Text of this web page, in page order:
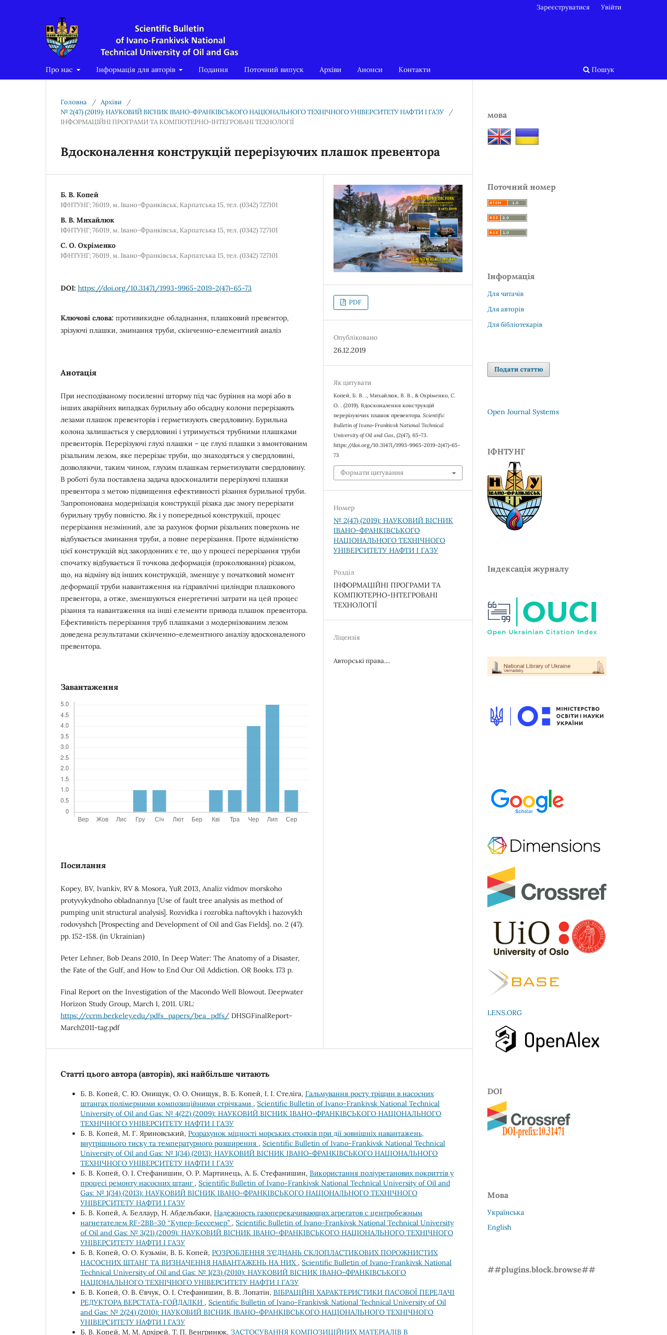
Про нас Інформація для авторів Подання Поточний випуск Архіви Анонси Контакти Пошук
Зареєструватися Увійти
Головна / Архіви
/
№ 2(47) (2019): НАУКОВИЙ ВІСНИК ІВАНО-ФРАНКІВСЬКОГО НАЦІОНАЛЬНОГО ТЕХНІЧНОГО УНІВЕРСИТЕТУ НАФТИ І ГАЗУ
/
ІНФОРМАЦІЙНІ ПРОГРАМИ ТА КОМПЮТЕРНО-ІНТЕГРОВАНІ ТЕХНОЛОГІЇ
Вдосконалення конструкцій перерізуючих плашок превентора
Б. В. Копей
ІФНТУНГ; 76019, м. Івано-Франківськ, Карпатська 15, тел. (0342) 727101
В. В. Михайлюк
ІФНТУНГ; 76019, м. Івано-Франківськ, Карпатська 15, тел. (0342) 727101
С. О. Охріменко
ІФНТУНГ; 76019, м. Івано-Франківськ, Карпатська 15, тел. (0342) 727101
DOI: https://doi.org/10.31471/1993-9965-2019-2(47)-65-73
Ключові слова: противикидне обладнання, плашковий превентор,
зрізуючі плашки, зминання труби, скінченно-елементний аналіз
Анотація
При несподіваному посиленні шторму під час буріння на морі або в
інших аварійних випадках бурильну або обсадну колони перерізають
лезами плашок превенторів і герметизують свердловину. Бурильна
колона залишається у свердловині і утримується трубними плашками
превенторів. Перерізуючі глухі плашки – це глухі плашки з вмонтованим
різальним лезом, яке перерізає труби, що знаходяться у свердловині,
дозволяючи, таким чином, глухим плашкам герметизувати свердловину.
В роботі була поставлена задача вдосконалити перерізуючі плашки
превентора з метою підвищення ефективності різання бурильної труби.
Запропонована модернізація конструкції різака дає змогу перерізати
бурильну трубу повністю. Як і у попередньої конструкції, процес
перерізання незмінний, але за рахунок форми різальних поверхонь не
відбувається зминання труби, а повне перерізання. Проте відмінністю
цієї конструкцій від закордонних є те, що у процесі перерізання труби
спочатку відбувається її точкова деформація (проколювання) різаком,
що, на відміну від інших конструкцій, зменшує у початковий момент
деформації труби навантаження на гідравлічні циліндри плашкового
превентора, а отже, зменшуються енергетичні затрати на цей процес
різання та навантаження на інші елементи привода плашок превентора.
Ефективність перерізання труб плашками з модернізованим лезом
доведена результатами скінченно-елементного аналізу вдосконаленого
превентора.
Завантаження
Посилання
Kopey, BV, Ivankiv, RV & Mosora, YuR 2013, Analiz vidmov morskoho
protyvykydnoho obladnannya [Use of fault tree analysis as method of
pumping unit structural analysis]. Rozvidka i rozrobka naftovykh i hazovykh
rodovyshch [Prospecting and Development of Oil and Gas Fields]. no. 2 (47).
pp. 152-158. (in Ukrainian)
Peter Lehner, Bob Deans 2010, In Deep Water: The Anatomy of a Disaster,
the Fate of the Gulf, and How to End Our Oil Addiction. OR Books. 173 p.
Final Report on the Investigation of the Macondo Well Blowout. Deepwater
Horizon Study Group, March 1, 2011. URL:
https://ccrm.berkeley.edu/pdfs_papers/bea_pdfs/ DHSGFinalReport-
March2011-tag.pdf
PDF
Опубліковано
26.12.2019
Як цитувати
Копей, Б. В. ., Михайлюк, В. В., & Охріменко, С.
О. . (2019). Вдосконалення конструкцій
перерізуючих плашок превентора.Scientific
Bulletin of Ivano-Frankivsk National Technical
University of Oil and Gas, (2(47), 65–73.
https://doi.org/10.31471/1993-9965-2019-2(47)-65-
73
Формати цитування
Номер
№ 2(47) (2019): НАУКОВИЙ ВІСНИК
ІВАНО-ФРАНКІВСЬКОГО
НАЦІОНАЛЬНОГО ТЕХНІЧНОГО
УНІВЕРСИТЕТУ НАФТИ І ГАЗУ
Розділ
ІНФОРМАЦІЙНІ ПРОГРАМИ ТА
КОМПЮТЕРНО-ІНТЕГРОВАНІ
ТЕХНОЛОГІЇ
Ліцензія
Авторські права....
Статті цього автора (авторів), які найбільше читають
Б. В. Копей, С. Ю. Онищук, О. О. Онищук, В. Б. Копей, І. І. Стеліга, Гальмування росту тріщин в насосних
штангах полімерними композиційними стрічками , Scientific Bulletin of Ivano-Frankivsk National Technical
University of Oil and Gas: № 4(22) (2009): НАУКОВИЙ ВІСНИК ІВАНО-ФРАНКІВСЬКОГО НАЦІОНАЛЬНОГО
ТЕХНІЧНОГО УНІВЕРСИТЕТУ НАФТИ І ГАЗУ
Б. В. Копей, М. Г. Яриновський, Розрахунок міцності морських стояків при дії зовнішніх навантажень,
внутрішнього тиску та температурного розширення , Scientific Bulletin of Ivano-Frankivsk National Technical
University of Oil and Gas: № 1(34) (2013): НАУКОВИЙ ВІСНИК ІВАНО-ФРАНКІВСЬКОГО НАЦІОНАЛЬНОГО
ТЕХНІЧНОГО УНІВЕРСИТЕТУ НАФТИ І ГАЗУ
Б. В. Копей, О. І. Стефанишин, О. Р. Мартинець, А. Б. Стефанишин, Використання поліуретанових покриттів у
процесі ремонту насосних штанг , Scientific Bulletin of Ivano-Frankivsk National Technical University of Oil and
Gas: № 1(34) (2013): НАУКОВИЙ ВІСНИК ІВАНО-ФРАНКІВСЬКОГО НАЦІОНАЛЬНОГО ТЕХНІЧНОГО
УНІВЕРСИТЕТУ НАФТИ І ГАЗУ
Б. В. Копей, А. Беллаур, Н. Абдельбаки, Надежность газоперекачивающих агрегатов с центробежным
нагнетателем RF-2BB-30 “Купер-Бессемер” , Scientific Bulletin of Ivano-Frankivsk National Technical University
of Oil and Gas: № 3(21) (2009): НАУКОВИЙ ВІСНИК ІВАНО-ФРАНКІВСЬКОГО НАЦІОНАЛЬНОГО ТЕХНІЧНОГО
УНІВЕРСИТЕТУ НАФТИ І ГАЗУ
Б. В. Копей, О. О. Кузьмін, В. Б. Копей, РОЗРОБЛЕННЯ З’ЄДНАНЬ СКЛОПЛАСТИКОВИХ ПОРОЖНИСТИХ
НАСОСНИХ ШТАНГ ТА ВИЗНАЧЕННЯ НАВАНТАЖЕНЬ НА НИХ , Scientific Bulletin of Ivano-Frankivsk National
Technical University of Oil and Gas: № 1(23) (2010): НАУКОВИЙ ВІСНИК ІВАНО-ФРАНКІВСЬКОГО
НАЦІОНАЛЬНОГО ТЕХНІЧНОГО УНІВЕРСИТЕТУ НАФТИ І ГАЗУ
Б. В. Копей, О. В. Євчук, О. І. Стефанишин, В. В. Лопатін, ВІБРАЦІЙНІ ХАРАКТЕРИСТИКИ ПАСОВОЇ ПЕРЕДАЧІ
РЕДУКТОРА ВЕРСТАТА-ГОЙДАЛКИ , Scientific Bulletin of Ivano-Frankivsk National Technical University of Oil
and Gas: № 2(24) (2010): НАУКОВИЙ ВІСНИК ІВАНО-ФРАНКІВСЬКОГО НАЦІОНАЛЬНОГО ТЕХНІЧНОГО
УНІВЕРСИТЕТУ НАФТИ І ГАЗУ
Б. В. Копей, М. М. Архірей, Т. П. Венгринюк, ЗАСТОСУВАННЯ КОМПОЗИЦІЙНИХ МАТЕРІАЛІВ В
мова
Поточний номер
Інформація
Для читачів
Для авторів
Для бібліотекарів
Подати статтю
Open Journal Systems
ІФНТУНГ
Індексація журналу
LENS.ORG
DOI
Мова
Українська
English
##plugins.block.browse##